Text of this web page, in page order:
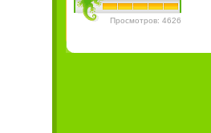
Просмотров: 4626